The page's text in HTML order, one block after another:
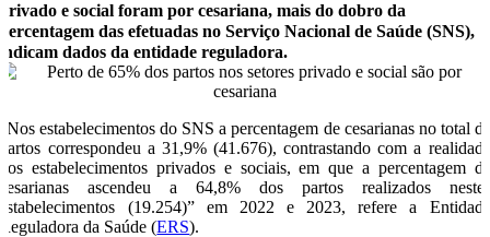
privado e social foram por cesariana, mais do dobro da
percentagem das efetuadas no Serviço Nacional de Saúde (SNS),
indicam dados da entidade reguladora.
“Nos estabelecimentos do SNS a percentagem de cesarianas no total de
partos correspondeu a 31,9% (41.676), contrastando com a realidade
dos estabelecimentos privados e sociais, em que a percentagem de
cesarianas ascendeu a 64,8% dos partos realizados nestes
estabelecimentos (19.254)” em 2022 e 2023, refere a Entidade
Reguladora da Saúde (ERS).